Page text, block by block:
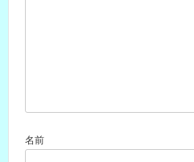
名前